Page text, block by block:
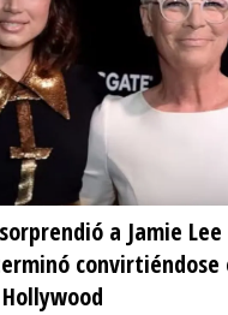
a Jamie
convirtiéndose